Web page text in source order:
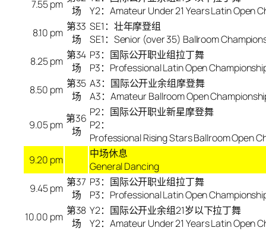
7.55 pm
场
Y2：Amateur Under 21 Years Latin Open
8.10 pm 第33
场
SE1：壮年摩登组
SE1：Senior (over 35) Ballroom
8.25 pm 第34
场
P3：国际公开职业组拉丁舞
P3：Professional Latin Open
8.50 pm 第35
场
A3：国际公开业余组摩登舞
A3：Amateur Ballroom Open
9.05 pm 第36
场
P2：国际公开职业新星摩登舞
P2：
Professional Rising Stars Ballroom Open
9.20 pm
中场休息
General Dancing
9.45 pm 第37
场
P3：国际公开职业组拉丁舞
P3：Professional Latin Open
10.00 pm 第38
场
Y2：国际公开业余组21岁以下拉丁舞
Y2：Amateur Under 21 Years Latin Open